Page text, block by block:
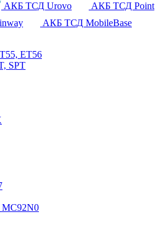
АКБ ТСД Urovo
АКБ ТСД Point
АКБ ТСД MobileBase
ET56
SPT